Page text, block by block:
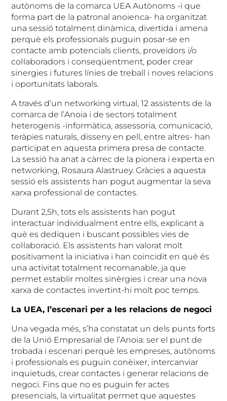
autònoms de la comarca UEA Autònoms -i que
forma part de la patronal anoienca- ha organitzat
una sessió totalment dinàmica, divertida i amena
perquè els professionals puguin posar-se en
contacte amb potencials clients, proveïdors i/o
col·laboradors i conseqüentment, poder crear
sinergies i futures línies de treball i noves relacions
i oportunitats laborals.
A través d’un networking virtual, 12 assistents de la
comarca de l’Anoia i de sectors totalment
heterogenis -informàtica, assessoria, comunicació,
teràpies naturals, disseny en pell, entre altres- han
participat en aquesta primera presa de contacte.
La sessió ha anat a càrrec de la pionera i experta en
networking, Rosaura Alastruey. Gràcies a aquesta
sessió els assistents han pogut augmentar la seva
xarxa professional de contactes.
Durant 2,5h, tots els assistents han pogut
interactuar individualment entre ells, explicant a
què es dediquen i buscant possibles vies de
col·laboració. Els assistents han valorat molt
positivament la iniciativa i han coincidit en què és
una activitat totalment recomanable, ja que
permet establir moltes sinèrgies i crear una nova
xarxa de contactes invertint-hi molt poc temps.
La UEA, l’escenari per a les relacions de negoci
Una vegada més, s’ha constatat un dels punts forts
de la Unió Empresarial de l’Anoia: ser el punt de
trobada i escenari perquè les empreses, autònoms
i professionals es puguin conèixer, intercanviar
inquietuds, crear contactes i generar relacions de
negoci. Fins que no es puguin fer actes
presencials, la virtualitat permet que aquestes